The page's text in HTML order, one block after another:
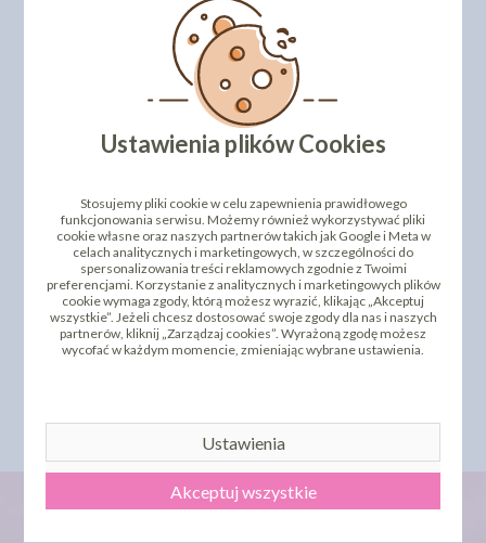
PRODUKTY PODOBNE
INNI KLIENCI KUPILI TEŻ
ALUMINIOWA PATERA
OBROTOWA - 31 CM
cena:280,01 zł
SKROBKA Z TWORZYWA
12 X 8,6 CM
cena:3,85 zł
Ustawienia plików Cookies
Stosujemy pliki cookie w celu zapewnienia prawidłowego
funkcjonowania serwisu. Możemy również wykorzystywać pliki
cookie własne oraz naszych partnerów takich jak Google i Meta w
celach analitycznych i marketingowych, w szczególności do
spersonalizowania treści reklamowych zgodnie z Twoimi
preferencjami. Korzystanie z analitycznych i marketingowych plików
cookie wymaga zgody, którą możesz wyrazić, klikając „Akceptuj
wszystkie”. Jeżeli chcesz dostosować swoje zgody dla nas i naszych
partnerów, kliknij „Zarządzaj cookies”. Wyrażoną zgodę możesz
wycofać w każdym momencie, zmieniając wybrane ustawienia.
Ustawienia
Akceptuj wszystkie